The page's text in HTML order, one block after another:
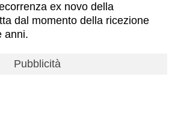
ex novo della
dal momento della ricezione
anni.
Pubblicità